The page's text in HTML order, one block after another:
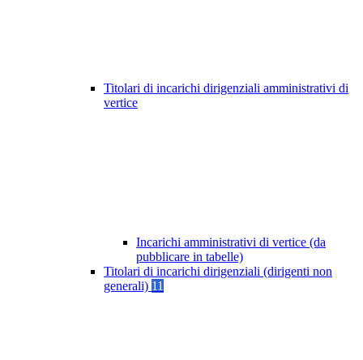
Titolari di incarichi dirigenziali amministrativi di
vertice
Incarichi amministrativi di vertice (da
pubblicare in tabelle)
Titolari di incarichi dirigenziali (dirigenti non
generali) 11